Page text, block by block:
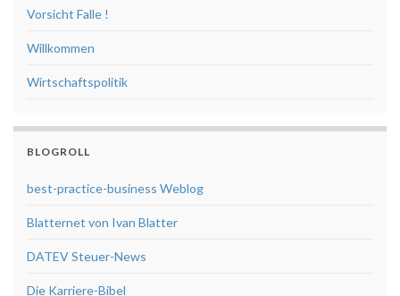
Vorsicht Falle !
Willkommen
Wirtschaftspolitik
BLOGROLL
best-practice-business Weblog
Blatternet von Ivan Blatter
DATEV Steuer-News
Die Karriere-Bibel